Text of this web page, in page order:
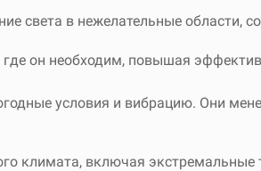
света в нежелательные области,
где он необходим, повышая
условия и вибрацию. Они
климата, включая экстремальные